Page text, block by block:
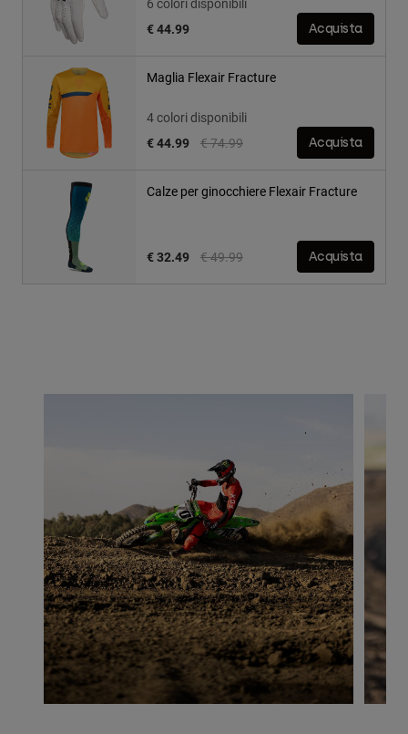
€ 44.99
Acquista
Maglia Flexair Fracture
4 colori disponibili
Price reduced from
€ 74.99to
€ 44.99 Acquista
Calze per ginocchiere Flexair Fracture
Price reduced from
€ 49.99to
€ 32.49 Acquista